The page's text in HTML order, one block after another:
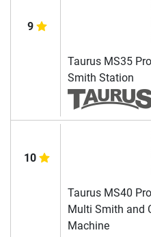
9
Taurus MS35
Smith Station
10
Taurus MS40
Multi Smith and
Machine